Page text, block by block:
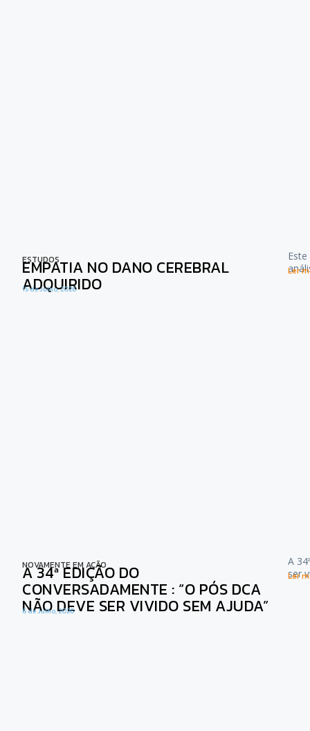
ESTUDOS
EMPATIA NO DANO CEREBRAL
ADQUIRIDO
15 de Julho, 2026
Ler
NOVAMENTE EM AÇÃO
A 34ª EDIÇÃO DO
CONVERSADAMENTE : “O PÓS DCA
NÃO DEVE SER VIVIDO SEM AJUDA”
6 de Julho, 2026
A
ser
Ler